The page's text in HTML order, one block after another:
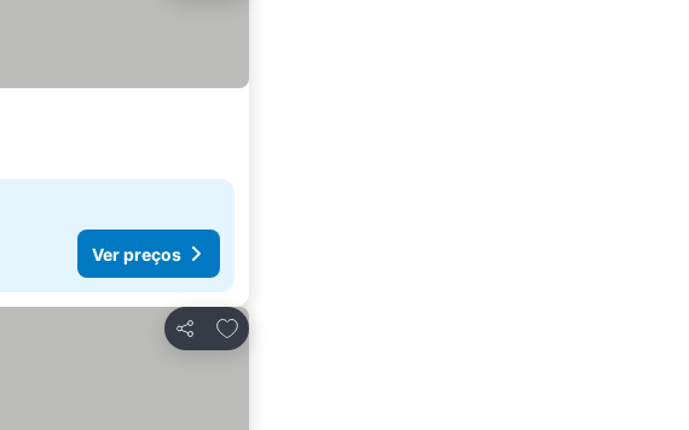
Ver preços
Partilhar
Adicionar aos favoritos